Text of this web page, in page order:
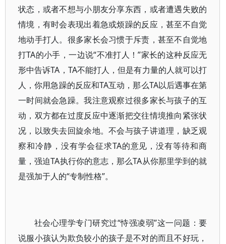
状态，或者不想与小朋友分享东西，或者遭遇失败的
情境，有时会表现出着急或烦躁的反应，甚至不自觉
地动手打人。很多家长会习惯于斥责，甚至不自觉地
打TA的小手，一边说“不准打人！”家长的这种反应无
形中告诉TA，TA不能打人，但是有力量的人就可以打
人，你用急躁的反应和TA互动，那么TA以后遇事在第
一时间就会急躁。我注意观察过很多家长与孩子的互
动，双方都在过度反应中逐渐把交往情境推向紧张状
况，以致失去回旋余地。不会与孩子讲道理，缺乏观
察和冷静，没有学会征求TA的意见，没有等待和商
量，强迫TA执行你的意志，那么TA从你那里学到的就
是强加于人的“专制性格”。
社会心理学专门研究过“恃强凌弱”这一问题：要
说服小孩认为欺负较小的孩子是不对的而且不好玩，